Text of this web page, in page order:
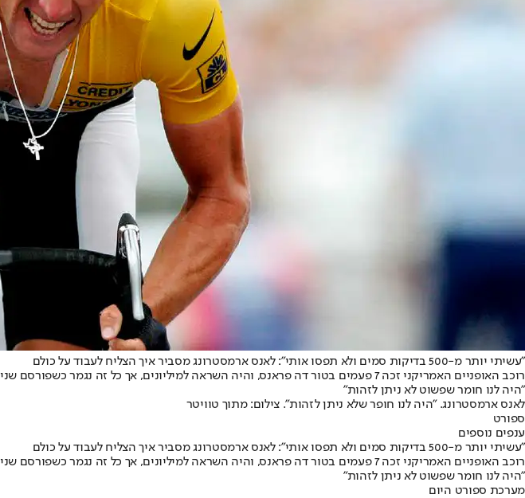
"עשיתי יותר מ-500 בדיקות סמים ולא תפסו אותי": לאנס ארמסטרונג מסביר איך הצליח לעבוד על כולם
רוכב האופניים האמריקני זכה 7 פעמים בטור דה פראנס, והיה השראה למיליונים, אך
"היה לנו חומר שפשוט לא ניתן לזהות"
לאנס ארמסטרונג. "היה לנו חופר שלא ניתן לזהות". צילום: מתוך טוויטר
ספורט
ענפים נוספים
"עשיתי יותר מ-500 בדיקות סמים ולא תפסו אותי": לאנס ארמסטרונג מסביר איך הצליח לעבוד על כולם
רוכב האופניים האמריקני זכה 7 פעמים בטור דה פראנס, והיה השראה למיליונים, אך
"היה לנו חומר שפשוט לא ניתן לזהות"
מערכת ספורט היום